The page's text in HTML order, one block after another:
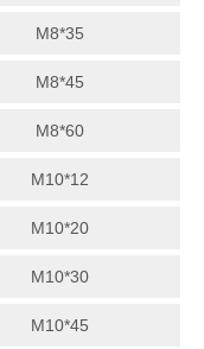
M8*35
M8*45
M8*60
M10*12
M10*20
M10*30
M10*45